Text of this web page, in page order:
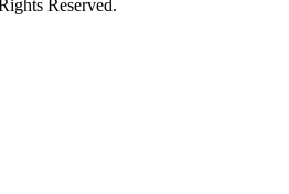
Reserved.